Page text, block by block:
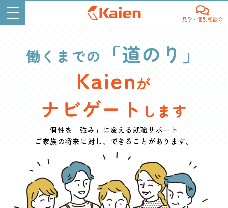
見学・個別相談会
働くまでの 「道のり」
Kaienが
ナビゲート します
個性を「強み」に変える就職サポート
ご家族の将来に対し、できることがあります。